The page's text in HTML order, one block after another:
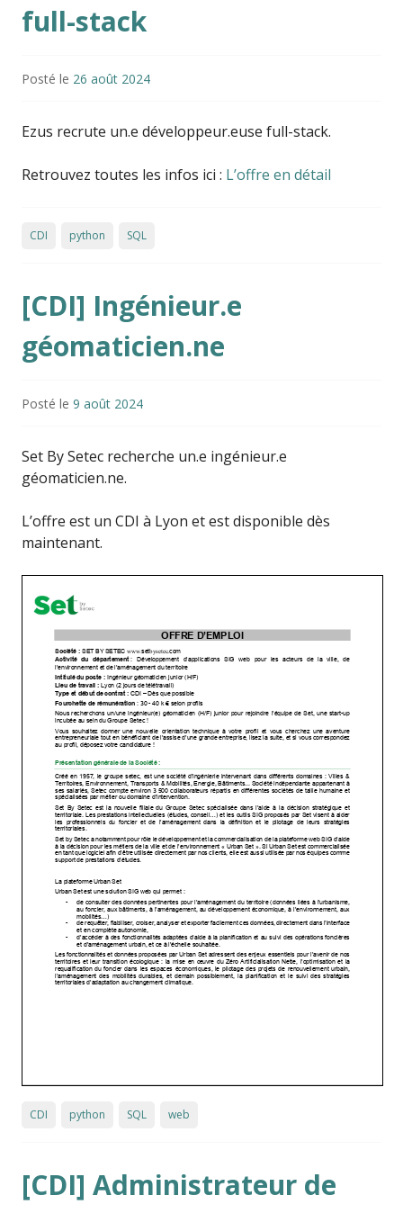
full-stack
Posté le 26 août 2024
Ezus recrute un.e développeur.euse full-stack.
Retrouvez toutes les infos ici : L’offre en détail
CDI python SQL
[CDI] Ingénieur.e
géomaticien.ne
Posté le 9 août 2024
Set By Setec recherche un.e ingénieur.e
géomaticien.ne.
L’offre est un CDI à Lyon et est disponible dès
maintenant.
CDI python SQL web
[CDI] Administrateur de